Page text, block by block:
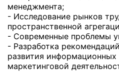
менеджмента;
- Исследование рынков
пространственной
- Современные проблемы
- Разработка
развития информационных
маркетинговой